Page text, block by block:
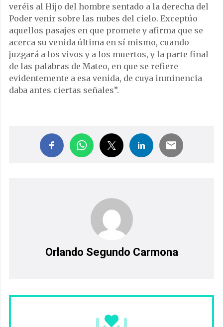
veréis al Hijo del hombre sentado a la derecha del
Poder venir sobre las nubes del cielo. Exceptúo
aquellos pasajes en que promete y afirma que se
acerca su venida última en sí mismo, cuando
juzgará a los vivos y a los muertos, y la parte final
de las palabras de Mateo, en que se refiere
evidentemente a esa venida, de cuya inminencia
daba antes ciertas señales”.
Orlando Segundo Carmona